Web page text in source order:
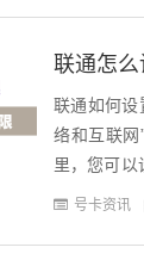
联通怎
联通如何设
络和互联网
里，您可以
10000，转
号卡资讯